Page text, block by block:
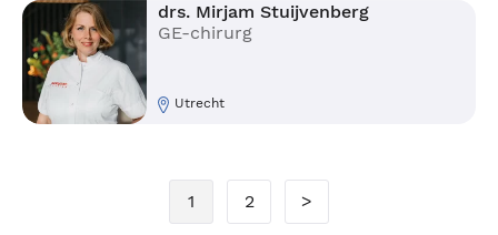
drs. Mirjam Stuijvenberg
GE-chirurg
Utrecht
1 2 >